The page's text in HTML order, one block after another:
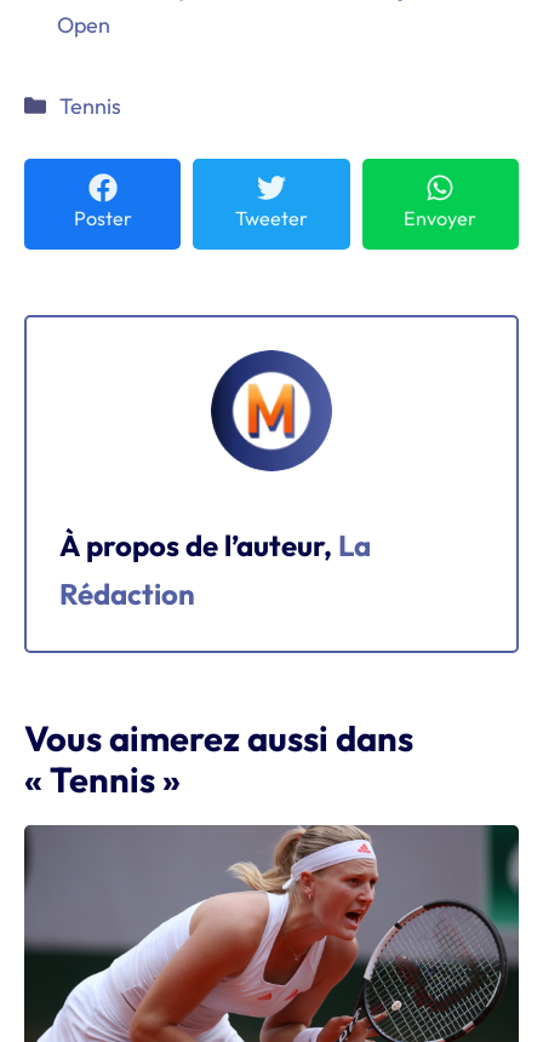
Open
Catégories
Tennis
Poster Tweeter Envoyer
À propos de l’auteur, La
Rédaction
Vous aimerez aussi dans
« Tennis »